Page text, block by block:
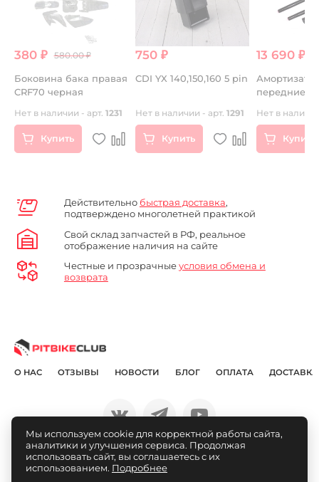
380 ₽ 580.00 ₽
Боковина бака правая
CRF70 черная
Нет в наличии - арт. 1231
Купить
750 ₽
CDI YX 140,150,160 5 pin
Нет в наличии - арт. 1291
Купить
13 690 ₽
передние
735мм без
регулировок
Нет в
Купить
Действительно быстрая доставка,
подтверждено многолетней практикой
Свой склад запчастей в РФ, реальное
отображение наличия на сайте
Честные и прозрачныеусловия обмена и
возврата
О НАС ОТЗЫВЫ НОВОСТИ БЛОГ ОПЛАТА ДОСТАВКА
© Pitbikeclub.ru 2012-2026
Мы используем cookie для корректной работы сайта,
аналитики и улучшения сервиса. Продолжая
использовать сайт, вы соглашаетесь с их
использованием. Подробнее